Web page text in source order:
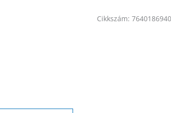
Cikkszám: